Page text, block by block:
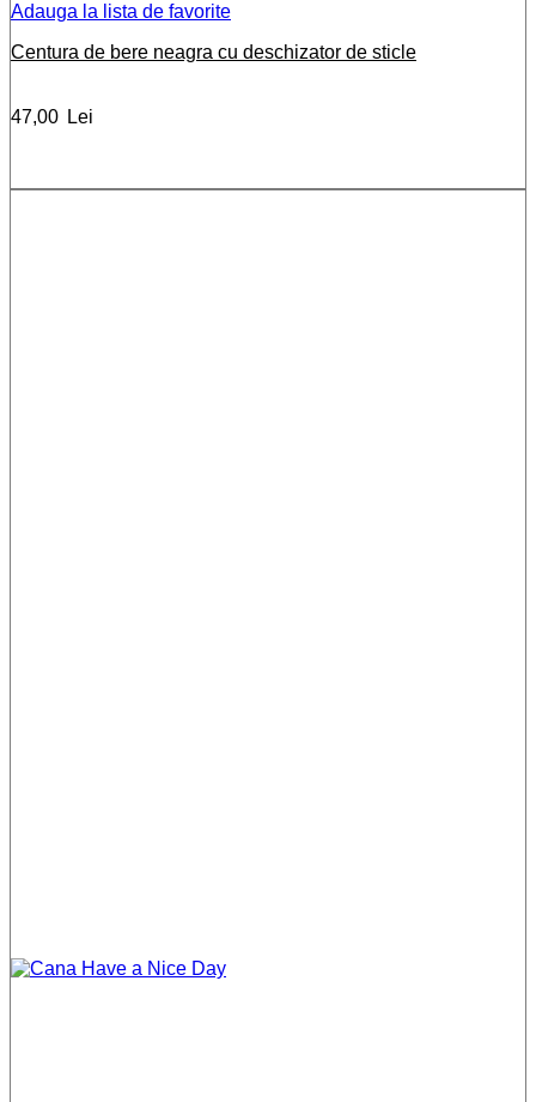
Adauga la lista de favorite
Centura de bere neagra cu deschizator de sticle
47,00 Lei